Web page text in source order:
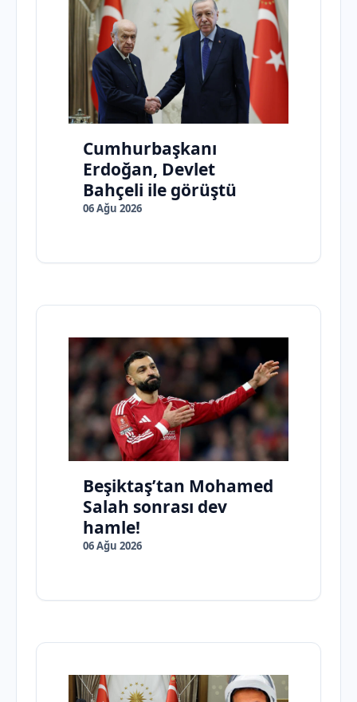
Cumhurbaşkanı
Erdoğan, Devlet
Bahçeli ile görüştü
06 Ağu 2026
Beşiktaş’tan Mohamed
Salah sonrası dev
hamle!
06 Ağu 2026